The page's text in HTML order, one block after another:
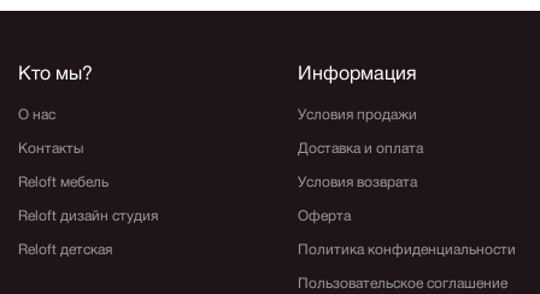
Кто мы?
О нас
Контакты
Reloft мебель
Reloft дизайн студия
Reloft детская
Информация
Условия продажи
Доставка и оплата
Условия возврата
Оферта
Политика конфиденциальности
Пользовательское соглашение